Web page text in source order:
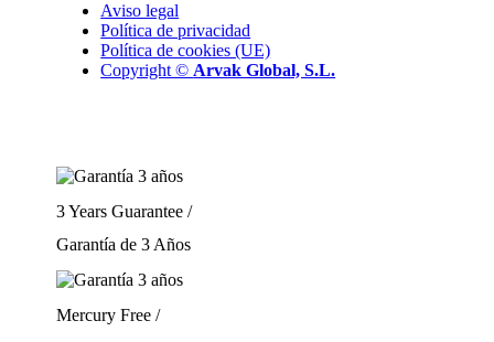
Aviso legal
Política de privacidad
Política de cookies (UE)
Copyright © Arvak Global, S.L.
3 Years Guarantee /
Garantía de 3 Años
Mercury Free /